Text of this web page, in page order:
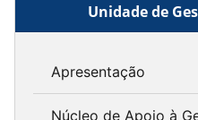
Unidade de
Apresentação
Núcleo de Apoio à